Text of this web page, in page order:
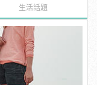
manfashion這樣
生活話題